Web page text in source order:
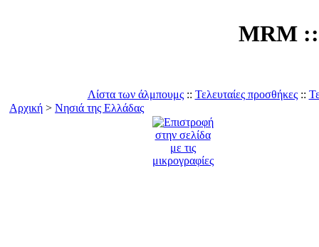
MRM
Λίστα των άλμπουμς:: Τελευταίες προσθήκες::
Αρχική > Νησιά της Ελλάδας